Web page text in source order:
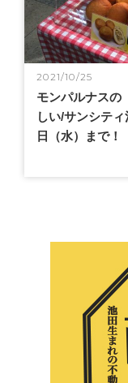
2021/10/25
モンパルナスの
しい/サンシテ
日（水）まで！